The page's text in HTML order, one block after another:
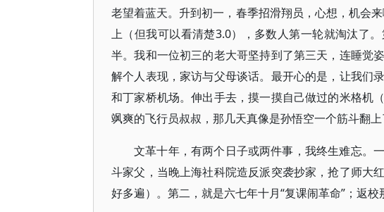
老望着蓝天。升到初一，春季招滑翔员，心想，机会
上（但我可以看清楚3.0），多数人第一轮就淘汰了
半。我和一位初三的老大哥坚持到了第三天，连睡觉
解个人表现，家访与父母谈话。最开心的是，让我们
和丁家桥机场。伸出手去，摸一摸自己做过的米格机
飒爽的飞行员叔叔，那几天真像是孙悟空一个筋斗翻上
文革十年，有两个日子或两件事，我终生难忘。
斗家父，当晚上海社科院造反派突袭抄家，抢了师大
好多遍）。第二，就是六七年十月“复课闹革命”；返